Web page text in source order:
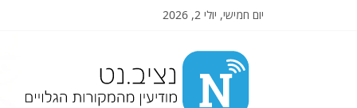
יום חמישי, יולי 2, 2026
Nziv.net
מודיעין